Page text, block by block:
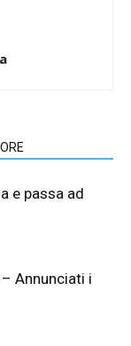
e passa ad
Annunciati i